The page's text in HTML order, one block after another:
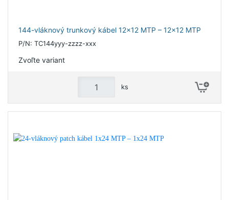
144-vláknový trunkový kábel 12x12 MTP – 12x12 MTP
P/N: TC144yyy-zzzz-xxx
Zvoľte variant
ks